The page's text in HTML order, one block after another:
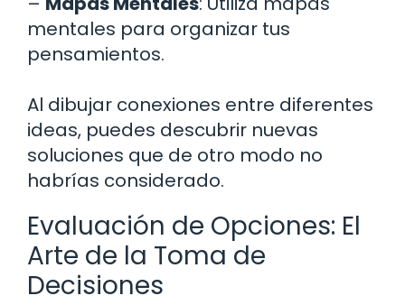
mentales para organizar tus
pensamientos.
Al dibujar conexiones entre diferentes
ideas, puedes descubrir nuevas
soluciones que de otro modo no
habrías considerado.
Evaluación de Opciones: El
Arte de la Toma de
Decisiones